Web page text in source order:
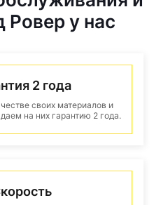
Ровер у нас
2 года
своих материалов и
на них гарантию 2 года.